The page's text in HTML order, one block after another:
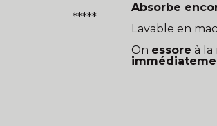
*****
Absorbe
Lavable en
On essore à la